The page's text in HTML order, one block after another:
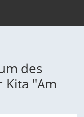
des
Kita "Am